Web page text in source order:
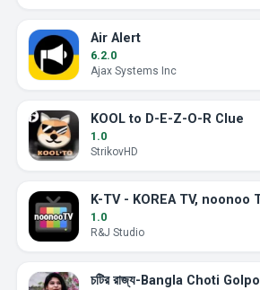
Air Alert
6.2.0
Ajax Systems Inc
KOOL to D-E-Z-O-R Clue
1.0
StrikovHD
K-TV - KOREA TV, noonoo
1.0
R&J Studio
চটির রাজ্য-Bangla Choti Golpo